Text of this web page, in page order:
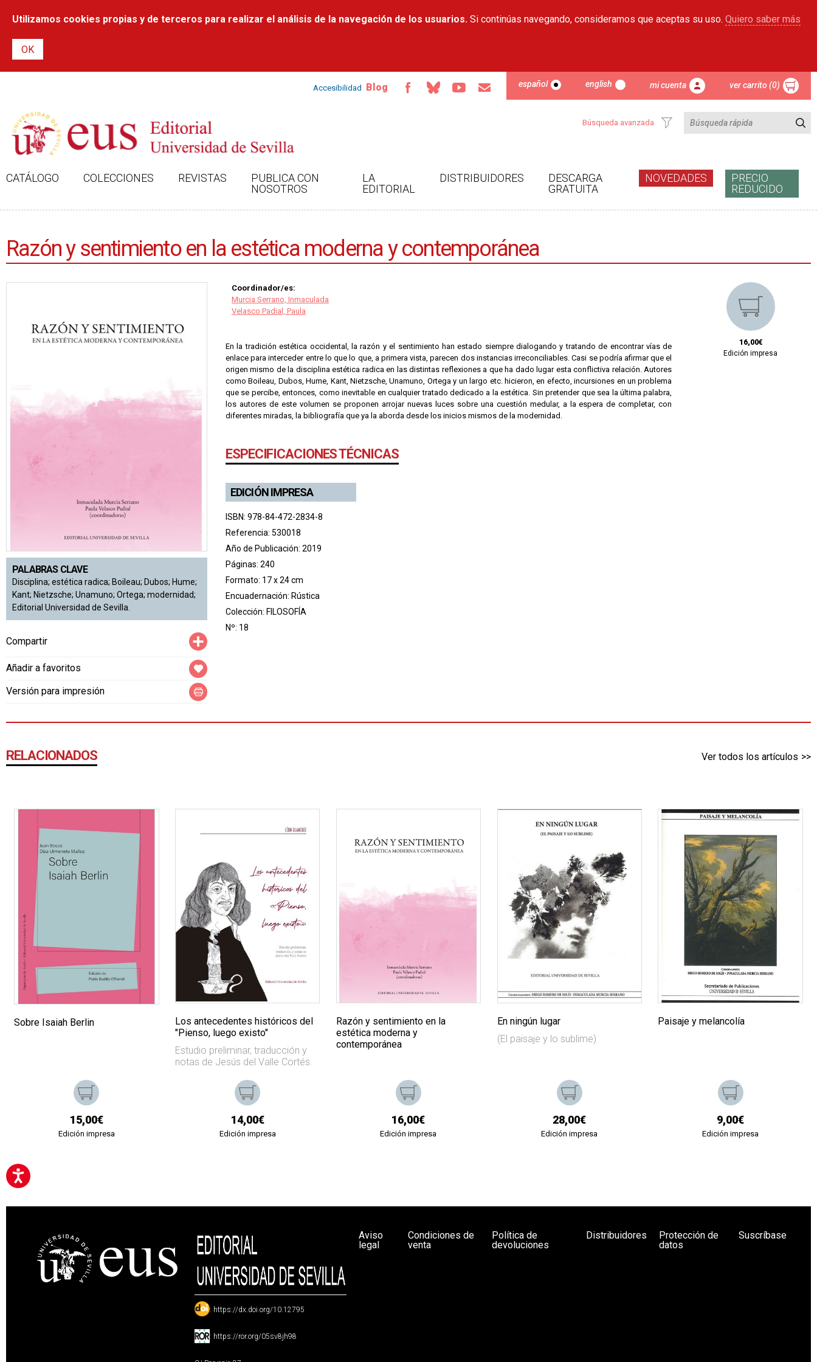
contenido
Utilizamos cookies propias y de terceros para realizar el análisis de la navegación de los usuarios. Si continúas navegando, consideramos que aceptas su uso. Quiero saber más
Accesibilidad Blog español english mi cuenta ver carrito (0)
Búsqueda avanzada
CATÁLOGO COLECCIONES REVISTAS
PUBLICA CON
NOSOTROS
LA
EDITORIAL
DISTRIBUIDORES
DESCARGA
GRATUITA
NOVEDADES
PRECIO
REDUCIDO
Razón y sentimiento en la estética moderna y contemporánea
PALABRAS CLAVE
Disciplina; estética radica; Boileau; Dubos; Hume;
Kant; Nietzsche; Unamuno; Ortega; modernidad;
Editorial Universidad de Sevilla.
Compartir
Añadir a favoritos
Versión para impresión
Coordinador/es:
Murcia Serrano, Inmaculada
Velasco Padial, Paula
En la tradición estética occidental, la razón y el sentimiento han estado siempre dialogando y tratando de encontrar vías de
enlace para interceder entre lo que lo que, a primera vista, parecen dos instancias irreconciliables. Casi se podría afirmar que el
origen mismo de la disciplina estética radica en las distintas reflexiones a que ha dado lugar esta conflictiva relación. Autores
como Boileau, Dubos, Hume, Kant, Nietzsche, Unamuno, Ortega y un largo etc. hicieron, en efecto, incursiones en un problema
que se percibe, entonces, como inevitable en cualquier tratado dedicado a la estética. Sin pretender que sea la última palabra,
los autores de este volumen se proponen arrojar nuevas luces sobre una cuestión medular, a la espera de completar, con
diferentes miradas, la bibliografía que ya la aborda desde los inicios mismos de la modernidad.
ESPECIFICACIONES TÉCNICAS
EDICIÓN IMPRESA
ISBN: 978-84-472-2834-8
Referencia: 530018
Año de Publicación: 2019
Páginas: 240
Formato: 17 x 24 cm
Encuadernación: Rústica
Colección: FILOSOFÍA
Nº: 18
16,00€
Edición impresa
RELACIONADOS Ver todos los artículos
Sobre Isaiah Berlin
15,00€
Edición impresa
Los antecedentes históricos del
"Pienso, luego existo"
Estudio preliminar, traducción y
notas de Jesús del Valle Cortés.
14,00€
Edición impresa
Razón y sentimiento en la
estética moderna y
contemporánea
16,00€
Edición impresa
En ningún lugar
(El paisaje y lo sublime)
28,00€
Edición impresa
Paisaje y melancolía
9,00€
Edición impresa
: https://dx.doi.org/10.12795
: https://ror.org/05sv8jh98
Aviso
legal
Condiciones de
venta
Política de
devoluciones
Distribuidores
Protección de
datos
Suscríbase